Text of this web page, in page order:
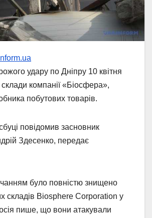
удару по Дніпру 10 квітня
компанії «Біосфера»,
побутових товарів.
повідомив засновник
Здесенко, передає
було повністю знищено
складів Biosphere Corporation у
пише, що вони атакували